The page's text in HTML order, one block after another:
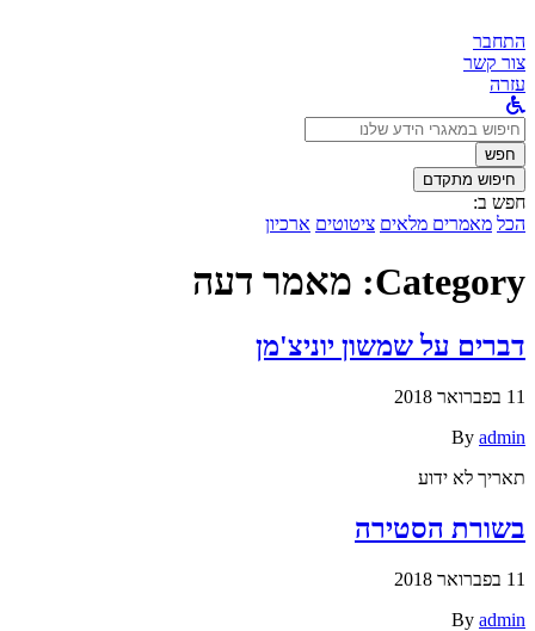
התחבר
צור קשר
עזרה
לחפש
ב:חפש
חיפוש מתקדם
חפש ב:
הכל מאמרים מלאים ציטוטים ארכיון
Category: מאמר דעה
דברים על שמשון יוניצ'מן
11 בפברואר 2018
By admin
תאריך לא ידוע
בשורת הסטירה
11 בפברואר 2018
By admin